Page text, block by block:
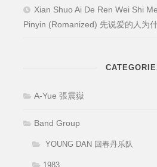
Xian Shuo Ai De Ren Wei Shi
Pinyin (Romanized) 先说爱的人为
A-Yue 張震嶽
Band Group
YOUNG DAN 回春丹乐队
1983